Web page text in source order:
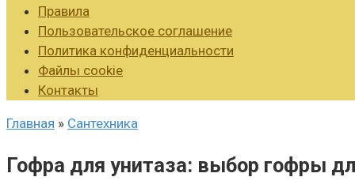
Правила
Пользовательское соглашение
Политика конфиденциальности
Файлы cookie
Контакты
Главная » Сантехника
Гофра для унитаза: выбор гофры